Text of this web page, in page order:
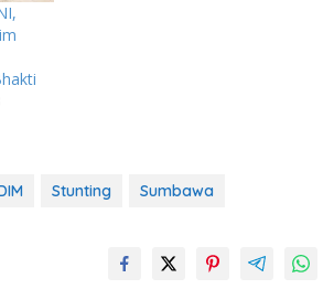
Stunting Sumbawa